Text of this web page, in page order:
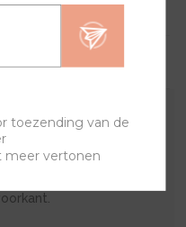
banden kan je zelf je
lyric sierring bestaat uit
toezending van de
meer vertonen